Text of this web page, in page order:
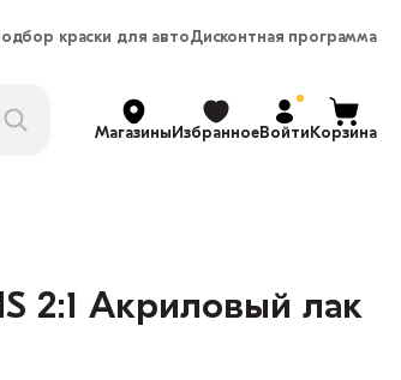
краски для автоДисконтная программа
МагазиныИзбранноеВойтиКорзина
2:1 Акриловый лак